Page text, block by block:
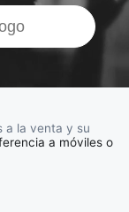
el
a la venta y su
a móviles o